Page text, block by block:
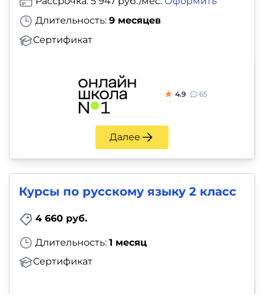
Длительность: 9 месяцев
Сертификат
4.9 65
Далее
Курсы по русскому языку 2 класс
4 660 руб.
Длительность: 1 месяц
Сертификат